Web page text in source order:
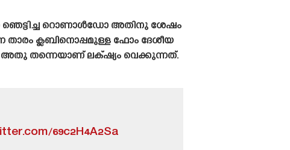
ഞെട്ടിച്ച റൊണാൾഡോ അതിനു ശേഷം
ക്ലബിനൊപ്പമുള്ള ഫോം ദേശീയ
അതു തന്നെയാണ് ലക്‌ഷ്യം വെക്കുന്നത്.
69c2H4A2Sa